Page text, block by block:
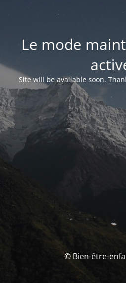
Le mode
Site will be available soon.
© Bien-être-